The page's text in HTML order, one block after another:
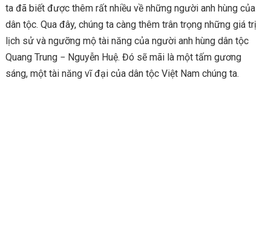
ta đã biết được thêm rất nhiều về những người anh hùng của
dân tộc. Qua đây, chúng ta càng thêm trân trọng những giá trị
lịch sử và ngưỡng mộ tài năng của người anh hùng dân tộc
Quang Trung − Nguyễn Huệ. Đó sẽ mãi là một tấm gương
sáng, một tài năng vĩ đại của dân tộc Việt Nam chúng ta.